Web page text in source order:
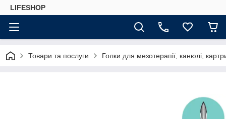
LIFESHOP
Товари та послуги Голки для мезотерапії, канюлі,